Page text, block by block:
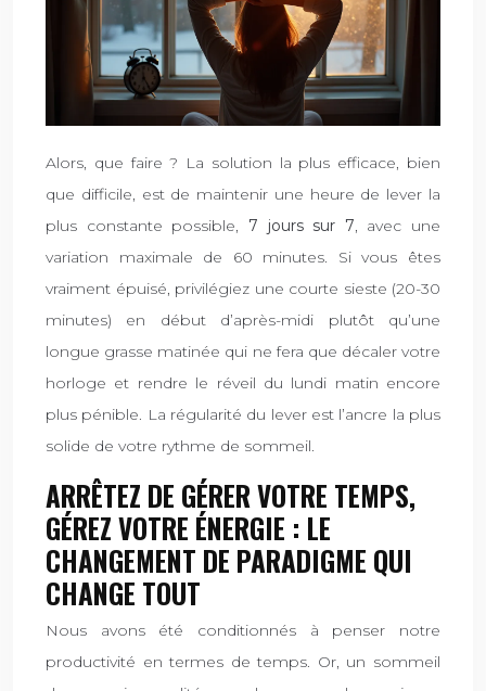
Alors, que faire ? La solution la plus efficace, bien
que difficile, est de maintenir une heure de lever la
plus constante possible, 7 jours sur 7, avec une
variation maximale de 60 minutes. Si vous êtes
vraiment épuisé, privilégiez une courte sieste (20-30
minutes) en début d’après-midi plutôt qu’une
longue grasse matinée qui ne fera que décaler votre
horloge et rendre le réveil du lundi matin encore
plus pénible. La régularité du lever est l’ancre la plus
solide de votre rythme de sommeil.
ARRÊTEZ DE GÉRER VOTRE TEMPS,
GÉREZ VOTRE ÉNERGIE : LE
CHANGEMENT DE PARADIGME QUI
CHANGE TOUT
Nous avons été conditionnés à penser notre
productivité en termes de temps. Or, un sommeil